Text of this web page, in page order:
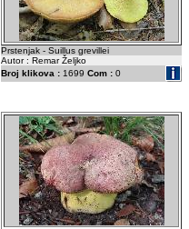
Prstenjak - Suillus grevillei
Autor : Remar Željko
Broj klikova : 1699 Com : 0